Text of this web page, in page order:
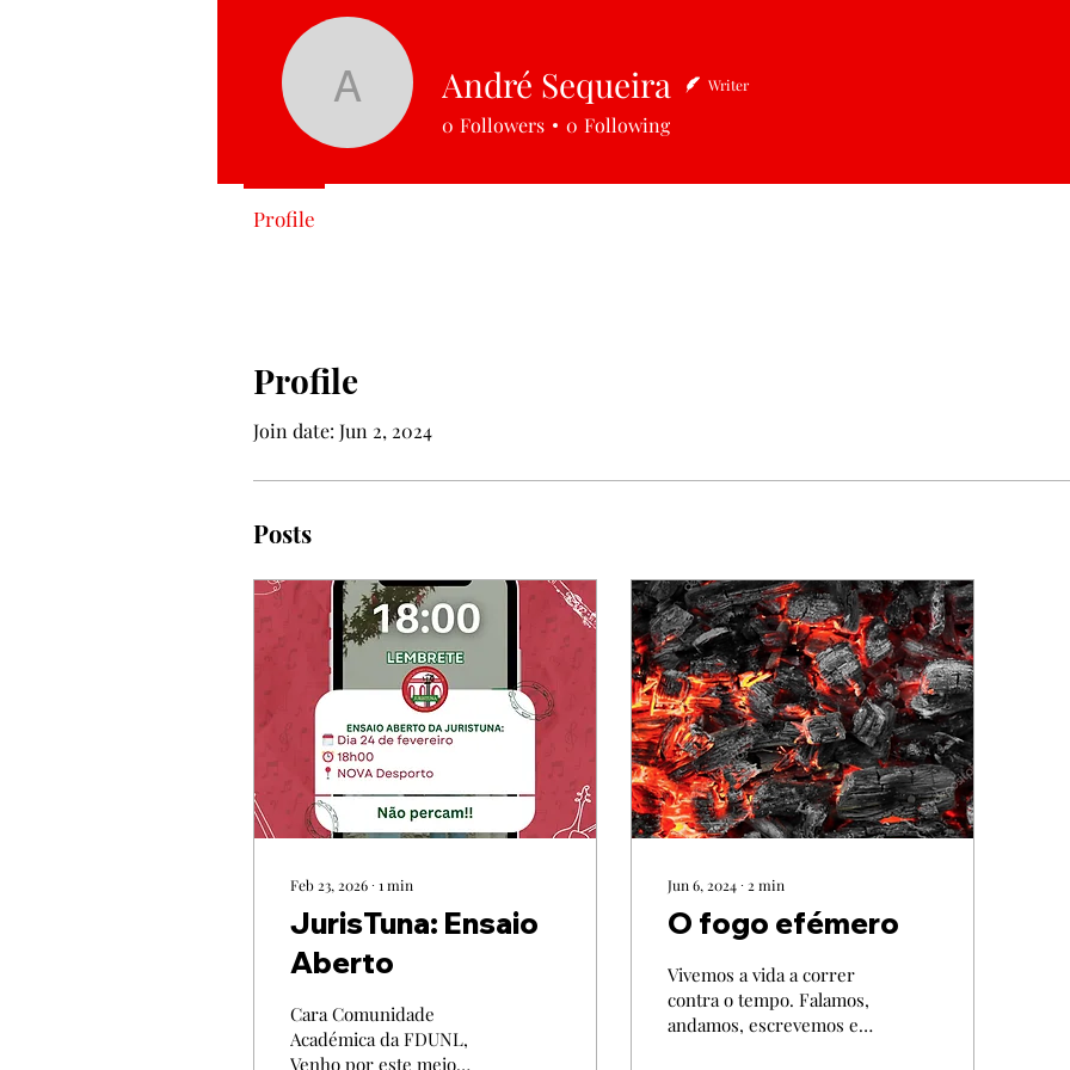
Profile
Join date: Jun 2, 2024
Posts
Feb 23, 2026 ∙ 1 min
JurisTuna: Ensaio
Aberto
Cara Comunidade
Académica da FDUNL,
Venho por este meio
Jun 6, 2024 ∙ 2 min
O fogo efémero
Vivemos a vida a correr
contra o tempo. Falamos,
andamos, escrevemos e
André Sequeira
André Sequeira Writer
0 Followers 0 Following
Profile